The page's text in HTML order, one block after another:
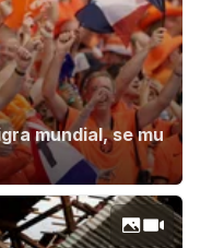
mundial, se mu